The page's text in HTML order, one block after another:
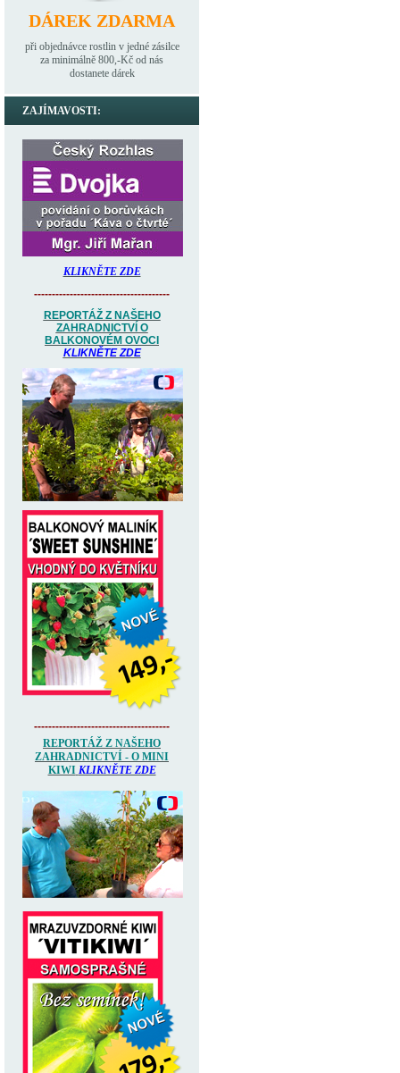
DÁREK ZDARMA
při objednávce rostlin v jedné zásilce
za minimálně 800,-Kč od nás
dostanete dárek
ZAJÍMAVOSTI:
KLIKNĚTE ZDE
--------------------------------------
REPORTÁŽ Z NAŠEHO
ZAHRADNICTVÍ O
BALKONOVÉM OVOCI
KLIKNĚTE ZDE
--------------------------------------
REPORTÁŽ Z NAŠEHO
ZAHRADNICTVÍ - O MINI
KIWI KLIKNĚTE ZDE